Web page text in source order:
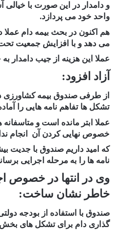
و دامدار در این صورت با
واحد خود می پردازد.
هم اکنون در بحث بیمه دام عملا
می دهد و با افزایش جمعیت
عملا این هزینه از جیب
آزاد افزود:
از طرفی صندوق بیمه کشاورزی
تشکل ها تفاهم نامه هایی را
عملا ابتر مانده است و متاسفانه
خصوص نهایی کردن آن انجام
که امید داریم صندوق با جدیت
نامه ها را به مرحله اجرایی
وی در انتها در خصوص
خاطر نشان ساخت:
صندوق با استفاده از بودجه
گذاری دام برای تشکل های